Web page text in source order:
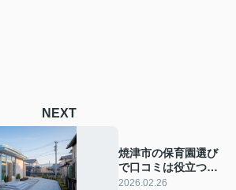
NEXT
焼津市の保育園選び
で口コミは役立つ？
評判と大井川保育園
2026.02.26